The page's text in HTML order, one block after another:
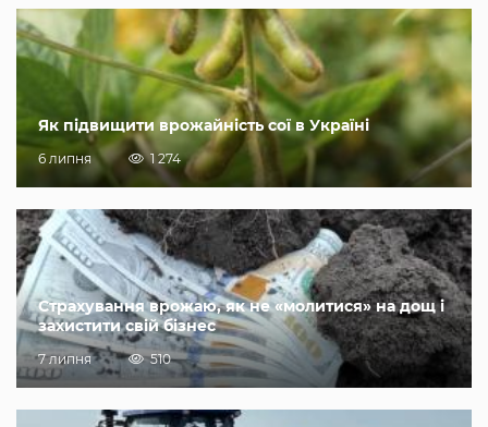
Як підвищити врожайність сої в Україні
6 липня 1 274
Страхування врожаю, як не «молитися» на дощ і
захистити свій бізнес
7 липня 510